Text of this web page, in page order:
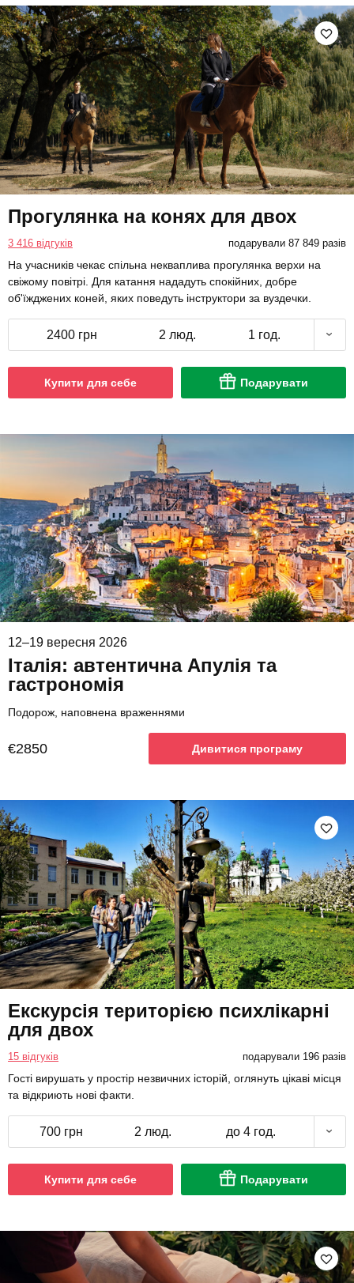
Прогулянка на конях для двох
3 416 відгуків подарували 87 849 разів
На учасників чекає спільна некваплива прогулянка верхи на
свіжому повітрі. Для катання нададуть спокійних, добре
об'їжджених коней, яких поведуть інструктори за вуздечки.
2400 грн 2 люд. 1 год.
Купити для себе Подарувати
12–19 вересня 2026
Італія: автентична Апулія та
гастрономія
Подорож, наповнена враженнями
€2850 Дивитися програму
Екскурсія територією психлікарні
для двох
15 відгуків подарували 196 разів
Гості вирушать у простір незвичних історій, оглянуть цікаві місця
та відкриють нові факти.
700 грн 2 люд. до 4 год.
Купити для себе Подарувати